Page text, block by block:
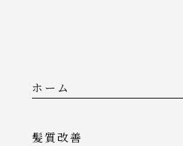
ホーム
髪質改善